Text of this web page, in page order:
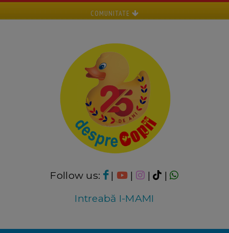
COMUNITATE
Follow us: | | |
|
Intreabă I-MAMI